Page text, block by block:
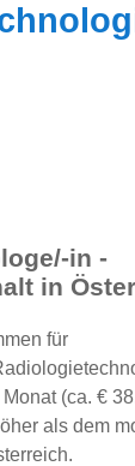
in -
in
für
(ca. €
als dem